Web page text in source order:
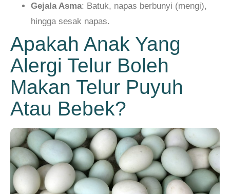
Gejala Asma: Batuk, napas berbunyi (mengi),
hingga sesak napas.
Apakah Anak Yang
Alergi Telur Boleh
Makan Telur Puyuh
Atau Bebek?